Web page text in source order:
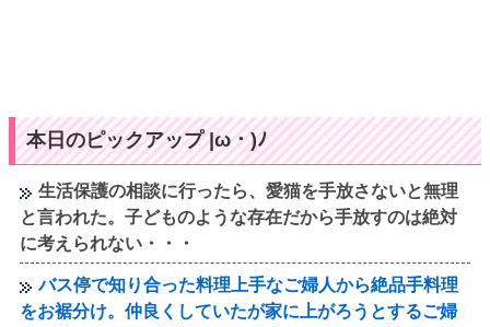
本日のピックアップ |ω・)ﾉ
生活保護の相談に行ったら、愛猫を手放さないと無理
と言われた。子どものような存在だから手放すのは絶対
に考えられない・・・
バス停で知り合った料理上手なご婦人から絶品手料理
をお裾分け。仲良くしていたが家に上がろうとするご婦